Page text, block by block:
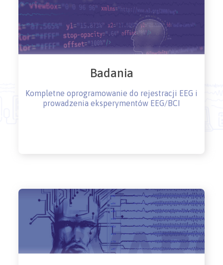
Badania
Kompletne oprogramowanie do rejestracji EEG i
prowadzenia eksperymentów EEG/BCI